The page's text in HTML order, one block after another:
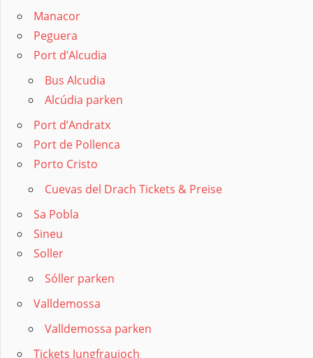
Manacor
Peguera
Port d’Alcudia
Bus Alcudia
Alcúdia parken
Port d’Andratx
Port de Pollenca
Porto Cristo
Cuevas del Drach Tickets & Preise
Sa Pobla
Sineu
Soller
Sóller parken
Valldemossa
Valldemossa parken
Tickets Jungfraujoch